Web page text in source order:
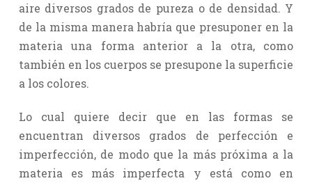
aire diversos grados de pureza o de densidad. Y
de la misma manera habría que presuponer en la
materia una forma anterior a la otra, como
también en los cuerpos se presupone la superficie
a los colores.
Lo cual quiere decir que en las formas se
encuentran diversos grados de perfección e
imperfección, de modo que la más próxima a la
materia es más imperfecta y está como en